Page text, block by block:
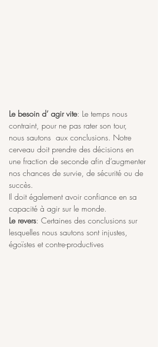
Le besoin d’ agir vite: Le temps nous
contraint, pour ne pas rater son tour,
nous sautons  aux conclusions. Notre
cerveau doit prendre des décisions en
une fraction de seconde afin d’augmenter
nos chances de survie, de sécurité ou de
succès.
Il doit également avoir confiance en sa
capacité à agir sur le monde.
Le revers: Certaines des conclusions sur
lesquelles nous sautons sont injustes,
égoïstes et contre-productives